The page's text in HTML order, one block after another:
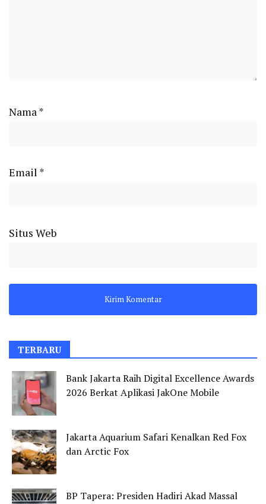
Nama*
Email *
Situs Web
TERBARU
Bank Jakarta Raih Digital Excellence Awards
2026 Berkat Aplikasi JakOne Mobile
Jakarta Aquarium Safari Kenalkan Red Fox
dan Arctic Fox
BP Tapera: Presiden Hadiri Akad Massal